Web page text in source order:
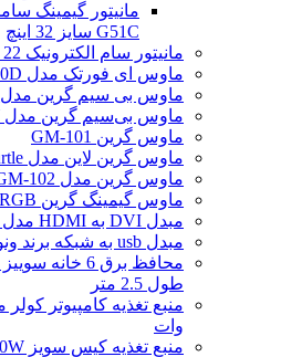
G51C سایز 32 اینچ
مانیتور سام الکترونیک 22 اینچ مدل S22RF625
ماوس ای فورتک مدل OP-620D
ماوس بی سیم گرین مدل GM403W
ماوس بی‌سیم گرین مدل GM-501W
ماوس گرین GM-101
ماوس گرین لاین مدل Turtle بی سیم
ماوس گرین مدل GM-102
ماوس گیمینگ گرین GM602 RGB
مبدل DVI به HDMI مدل P-net
مبدل usb به شبکه برند ونوس
طول 2.5 متر
وات
منبع تغذیه کیس سویز POWER SWIZZ 330W